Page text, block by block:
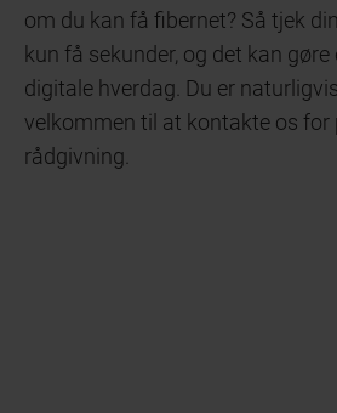
om du kan få fibernet? Så tjek
kun få sekunder, og det kan
digitale hverdag. Du er
velkommen til at kontakte os for
rådgivning.